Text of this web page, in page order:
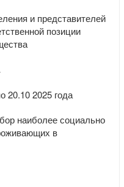
и представителей
позиции
20.10 2025 года
наиболее социально
в